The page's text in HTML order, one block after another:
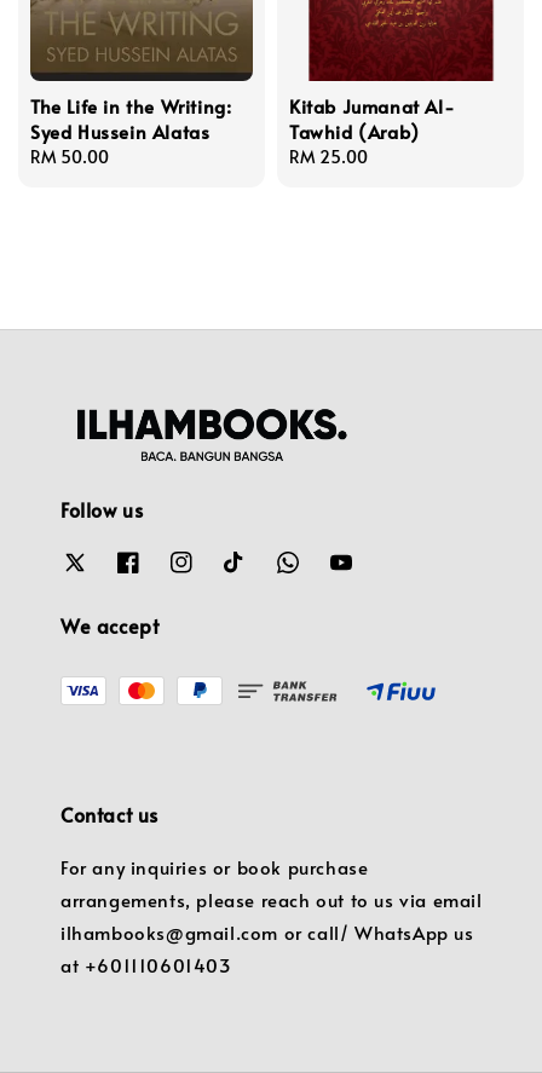
The Life in the Writing:
Syed Hussein Alatas
Regular
RM 50.00
Kitab Jumanat Al-
Tawhid (Arab)
Regular
RM 25.00
Follow us
We accept
Contact us
For any inquiries or book purchase
arrangements, please reach out to us via email
ilhambooks@gmail.com or call/ WhatsApp us
at +601110601403